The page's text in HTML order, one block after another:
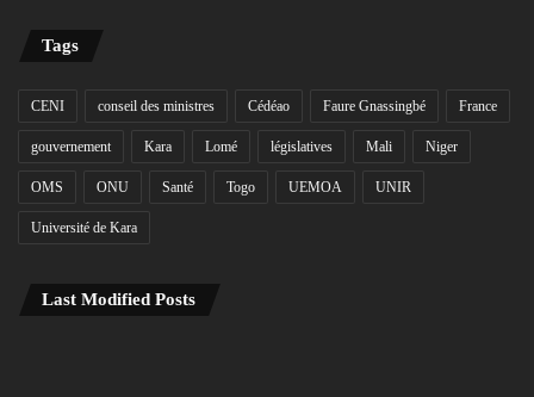
Tags
CENI conseil des ministres Cédéao Faure Gnassingbé France
gouvernement Kara Lomé législatives Mali Niger
OMS ONU Santé Togo UEMOA UNIR
Université de Kara
Last Modified Posts